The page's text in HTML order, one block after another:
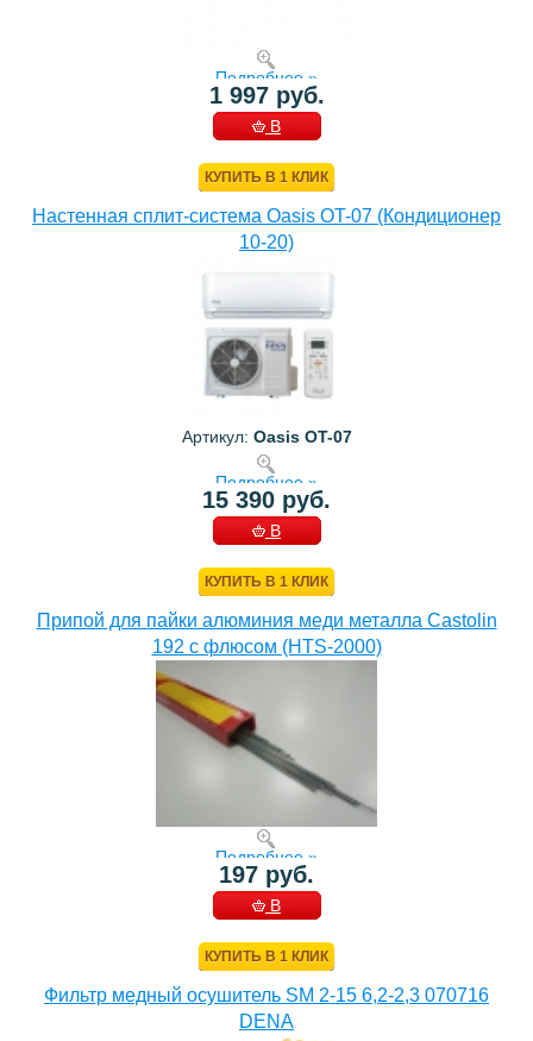
Подробнее »
1 997 руб.
В
КУПИТЬ В 1 КЛИК
Настенная сплит-система Oasis OT-07 (Кондиционер
10-20)
Артикул: Oasis OT-07
Подробнее »
15 390 руб.
В
КУПИТЬ В 1 КЛИК
Припой для пайки алюминия меди металла Castolin
192 с флюсом (HTS-2000)
Подробнее »
197 руб.
В
КУПИТЬ В 1 КЛИК
Фильтр медный осушитель SM 2-15 6,2-2,3 070716
DENA